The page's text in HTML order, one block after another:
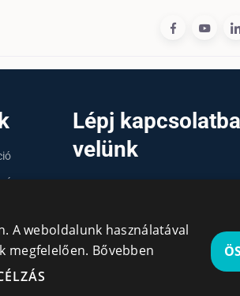
Lépj kapcsolatba
velünk
A weboldalunk használatával
megfelelően. Bővebben